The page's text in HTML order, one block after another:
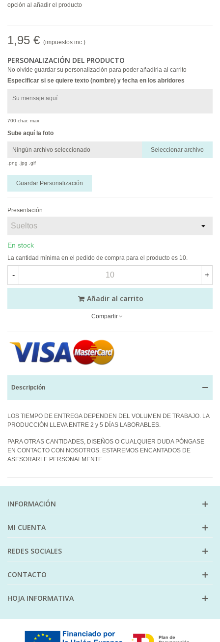
opción al añadir el producto
1,95 € (impuestos inc.)
PERSONALIZACIÓN DEL PRODUCTO
No olvide guardar su personalización para poder añadirla al carrito
Especificar si se quiere texto (nombre) y fecha en los abridores
700 char. max
Sube aquí la foto
Ningún archivo seleccionado Seleccionar archivo
.png .jpg .gif
Guardar Personalización
Presentación
En stock
La cantidad mínima en el pedido de compra para el producto es 10.
- +
Añadir al carrito
Compartir
Descripción
LOS TIEMPO DE ENTREGA DEPENDEN DEL VOLUMEN DE TRABAJO. LA
PRODUCCIÓN LLEVA ENTRE 2 y 5 DÍAS LABORABLES.
PARA OTRAS CANTIDADES, DISEÑOS O CUALQUIER DUDA PÓNGASE
EN CONTACTO CON NOSOTROS. ESTAREMOS ENCANTADOS DE
ASESORARLE PERSONALMENTE
INFORMACIÓN
MI CUENTA
REDES SOCIALES
CONTACTO
HOJA INFORMATIVA